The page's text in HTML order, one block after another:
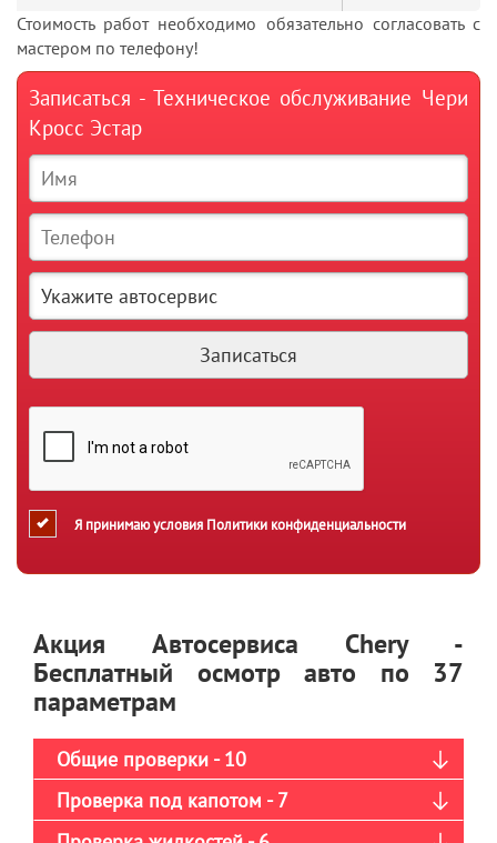
Стоимость работ необходимо обязательно согласовать с
мастером по телефону!
Записаться - Техническое обслуживание Чери
Кросс Эстар
Я принимаю условия Политики конфиденциальности
Акция Автосервиса Chery -
Бесплатный осмотр авто по 37
параметрам
Общие проверки - 10
Проверка под капотом - 7